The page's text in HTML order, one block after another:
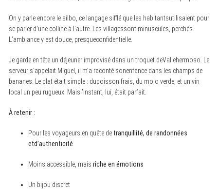
On y parle encore le silbo, ce langage sifflé que les habitantsutilisaient pour
se parler d’une colline à l’autre. Les villagessont minuscules, perchés.
L’ambiance y est douce, presqueconfidentielle.
Je garde en tête un déjeuner improvisé dans un troquet deVallehermoso. Le
serveur s’appelait Miguel, il m’a raconté sonenfance dans les champs de
bananes. Le plat était simple : dupoisson frais, du mojo verde, et un vin
local un peu rugueux. Maisl’instant, lui, était parfait.
À retenir :
Pour les voyageurs en quête de tranquillité, de randonnées
etd’authenticité
Moins accessible, mais riche en émotions
Un bijou discret